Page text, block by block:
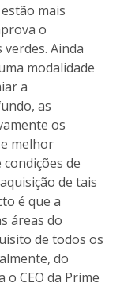
mais
o
Ainda
modalidade
a
as
os
melhor
de
de tais
é que a
áreas do
de todos os
do
CEO da Prime